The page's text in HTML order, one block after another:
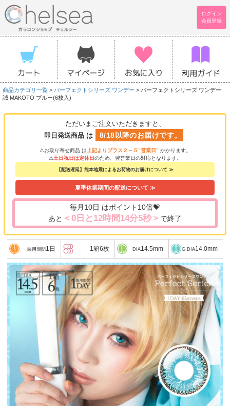
ログイン
会員登録
商品カテゴリ一覧 > パーフェクトシリーズ ワンデー > パーフェクトシリーズ ワンデー
誠 MAKOTO ブルー(6枚入)
ただいまご注文いただきますと、
即日発送商品 は
8/18以降のお届けです。
⚠お取り寄せ商品 は 上記よりプラス２～５”営業日” かかります。
⚠土日祝日は定休日のため、翌営業日の対応となります。
【配送遅延】熊本地震によるお荷物のお届けについて ≫
夏季休業期間の配送について ≫
毎月10日 はポイント10倍💝
あと ＜0日と12時間14分4秒＞ で終了
装用期間 1日 1箱6枚 DIA14.5mm G.DIA14.0mm